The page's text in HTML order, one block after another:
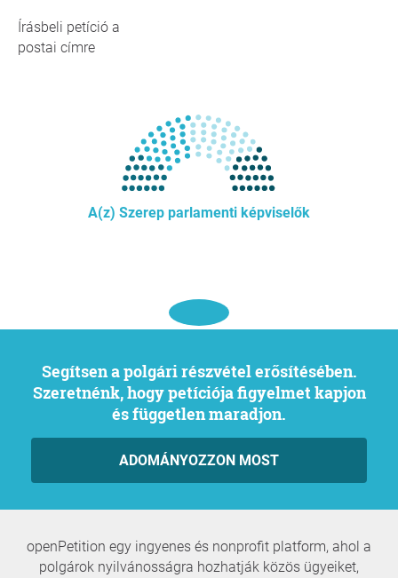
Írásbeli petíció a
postai címre
A(z) Szerep parlamenti képviselők
Segítsen a polgári részvétel erősítésében.
Szeretnénk, hogy petíciója figyelmet kapjon
és független maradjon.
ADOMÁNYOZZON MOST
openPetition egy ingyenes és nonprofit platform, ahol a
polgárok nyilvánosságra hozhatják közös ügyeiket,